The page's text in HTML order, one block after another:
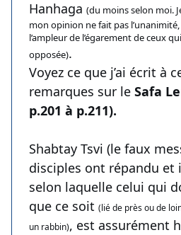
Hanhaga (du moins selon moi.
mon opinion ne fait pas
l’ampleur de l’égarement de ceux
opposée).
Voyez ce que j’ai écrit à
remarques sur le Safa
p.201 à p.211).
Shabtay Tsvi (le faux
disciples ont répandu et
selon laquelle celui qui
que ce soit (lié de près ou de
un rabbin), est assurément